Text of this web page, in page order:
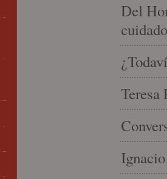
Del
cuidado
Teresa